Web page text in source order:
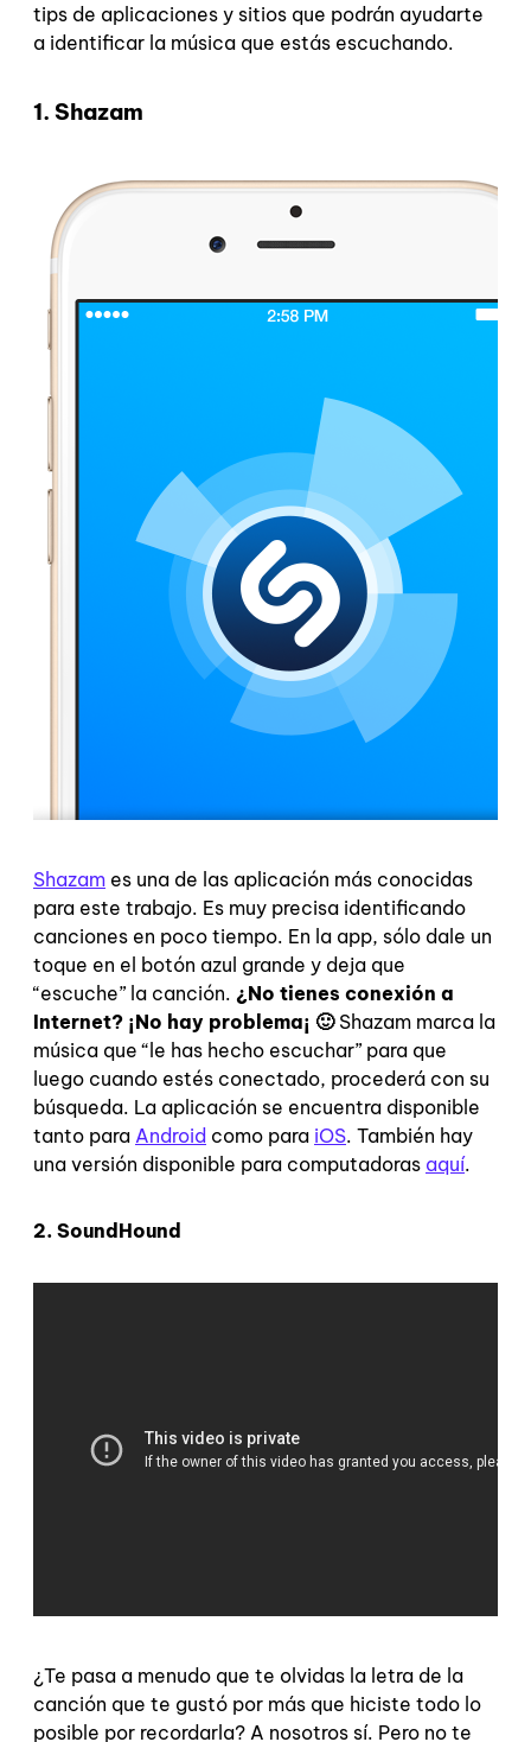
tips de aplicaciones y sitios que podrán ayudarte
a identificar la música que estás escuchando.
1. Shazam
Shazam es una de las aplicación más conocidas
para este trabajo. Es muy precisa identificando
canciones en poco tiempo. En la app, sólo dale un
toque en el botón azul grande y deja que
“escuche” la canción. ¿No tienes conexión a
Internet? ¡No hay problema¡ 🙂 Shazam marca la
música que “le has hecho escuchar” para que
luego cuando estés conectado, procederá con su
búsqueda. La aplicación se encuentra disponible
tanto para Android como para iOS. También hay
una versión disponible para computadoras aquí.
2. SoundHound
¿Te pasa a menudo que te olvidas la letra de la
canción que te gustó por más que hiciste todo lo
posible por recordarla? A nosotros sí. Pero no te